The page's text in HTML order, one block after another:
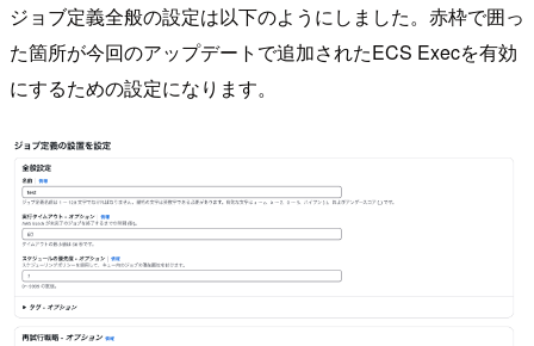
ジョブ定義全般の設定は以下のようにしました。赤枠で囲っ
た箇所が今回のアップデートで追加されたECS Execを有効
にするための設定になります。